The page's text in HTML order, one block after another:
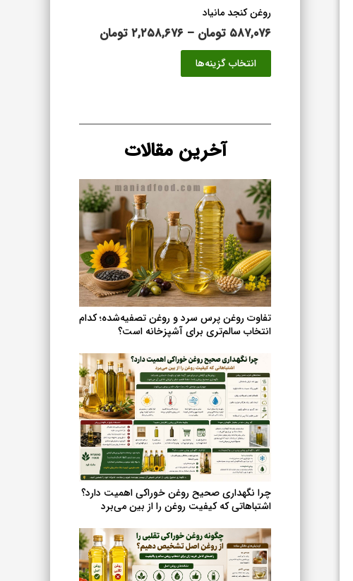
روغن کنجد مانیاد
۵۸۷,۰۷۶ تومان – ۲,۲۵۸,۶۷۶تومان
انتخاب گزینه‌ها
باشد.
ها
است
در
صفحه
محصول
انتخاب
شوند
آخرین مقالات
تفاوت روغن پرس سرد و روغن تصفیه‌شده؛ کدام
انتخاب سالم‌تری برای آشپزخانه است؟
چرا نگهداری صحیح روغن خوراکی اهمیت دارد؟
اشتباهاتی که کیفیت روغن را از بین می‌برد